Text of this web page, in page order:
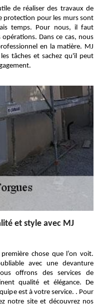
de réaliser des travaux de
protection pour les murs sont
temps. Pour nous, il faut
Dans ce cas, nous
en la matière. MJ
tâches et sachez qu'il peut
et style avec MJ
chose que l’on voit.
avec une devanture
offrons des services de
qualité et élégance. De
est à votre service. . Pour
notre site et découvrez nos